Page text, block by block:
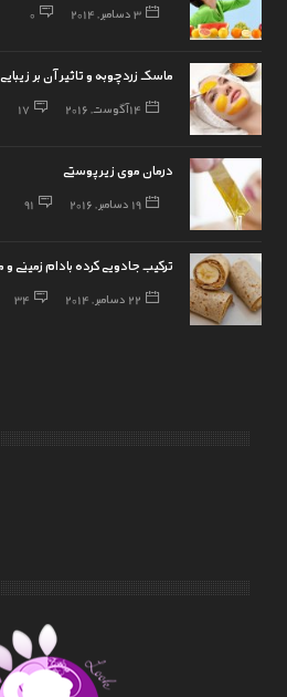
3 دسامبر, 2014 0
ماسک زردچوبه و تاثیر آن بر
14 آگوست, 2016 17
درمان موی زیرپوستی
19 دسامبر, 2016 91
ترکیب جادویی کرده بادام
22 دسامبر, 2014 34